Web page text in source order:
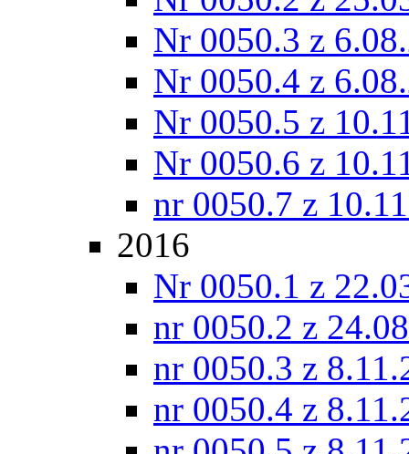
Nr 0050.3 z
Nr 0050.4 z
Nr 0050.5 z
Nr 0050.6 z
nr 0050.7 z
2016
Nr 0050.1 z
nr 0050.2 z
nr 0050.3 z
nr 0050.4 z